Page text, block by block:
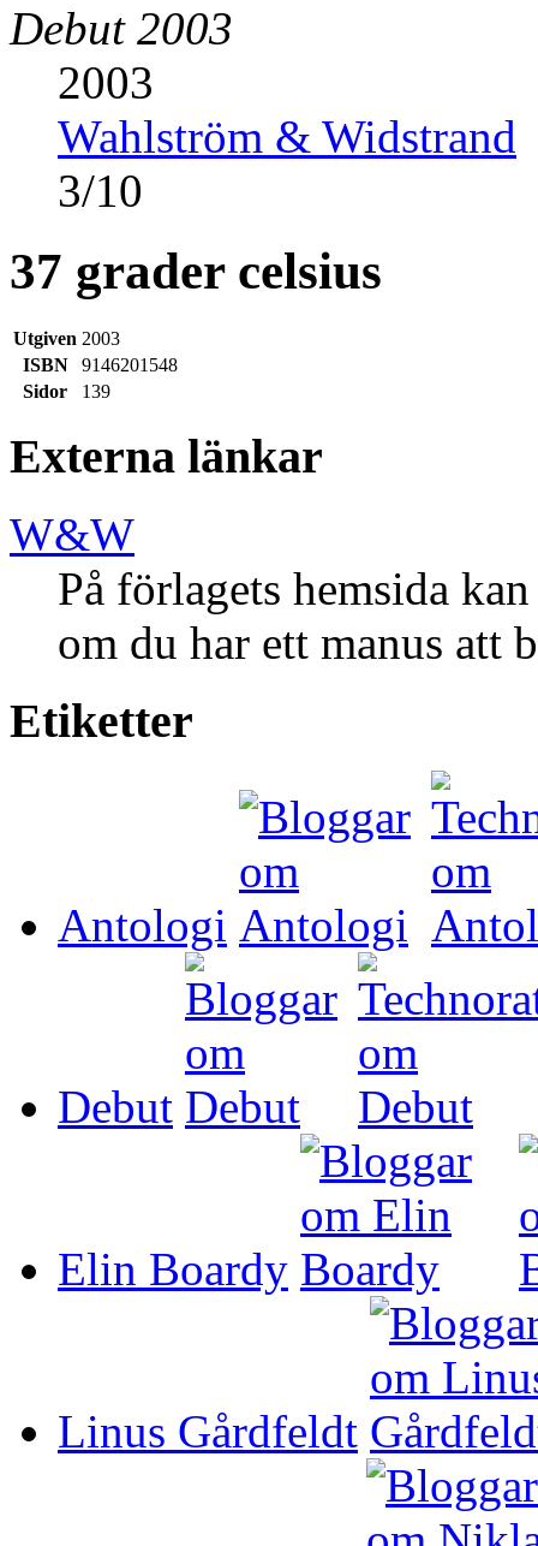
Debut 2003
2003
Wahlström & Widstrand
3/10
37 grader celsius
Utgiven 2003
ISBN
9146201548
Sidor
139
Externa länkar
W&W
På förlagets hemsida
om du har ett manus att
Etiketter
Antologi
Debut
Elin Boardy
Linus Gårdfeldt